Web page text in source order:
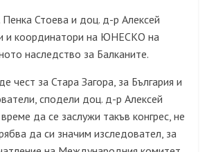
Стоева и доц. д-р Алексей
и координатори на ЮНЕСКО на
наследство за Балканите.
чест за Стара Загора, за България и
сподели доц. д-р Алексей
да се заслужи такъв конгрес, не
да си значим изследовател, за